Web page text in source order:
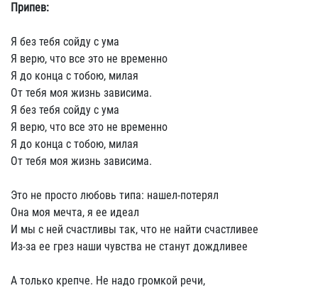
Припев:
Я без тебя сойду с ума
Я верю, что все это не временно
Я до конца с тобою, милая
От тебя моя жизнь зависима.
Я без тебя сойду с ума
Я верю, что все это не временно
Я до конца с тобою, милая
От тебя моя жизнь зависима.
Это не просто любовь типа: нашел-потерял
Она моя мечта, я ее идеал
И мы с ней счастливы так, что не найти счастливее
Из-за ее грез наши чувства не станут дождливее
А только крепче. Не надо громкой речи,